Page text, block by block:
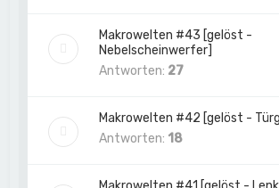
Makrowelten #43 [gelöst -
Nebelscheinwerfer]
Antworten: 27
Makrowelten #42 [gelöst -
Antworten: 18